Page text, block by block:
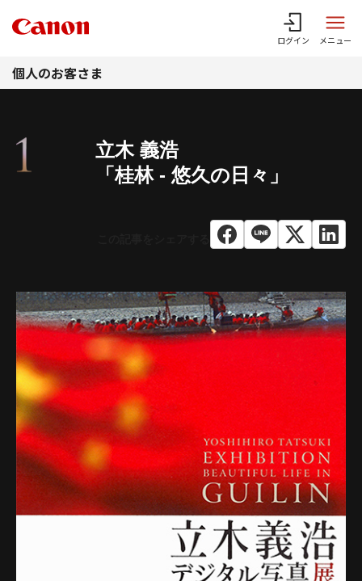
ログイン メニュー
個人のお客さま
立木 義浩
「桂林 - 悠久の日々」